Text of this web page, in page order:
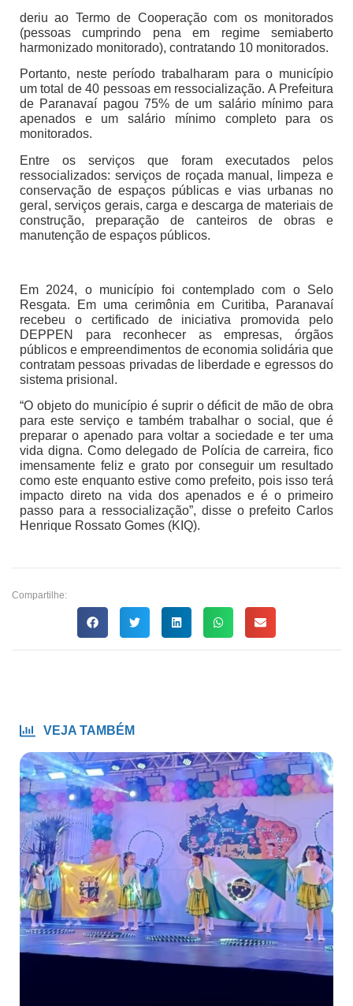
deriu ao Termo de Cooperação com os monitorados
(pessoas cumprindo pena em regime semiaberto
harmonizado monitorado), contratando 10 monitorados.
Portanto, neste período trabalharam para o município
um total de 40 pessoas em ressocialização. A Prefeitura
de Paranavaí pagou 75% de um salário mínimo para
apenados e um salário mínimo completo para os
monitorados.
Entre os serviços que foram executados pelos
ressocializados: serviços de roçada manual, limpeza e
conservação de espaços públicas e vias urbanas no
geral, serviços gerais, carga e descarga de materiais de
construção, preparação de canteiros de obras e
manutenção de espaços públicos.
Em 2024, o município foi contemplado com o Selo
Resgata. Em uma cerimônia em Curitiba, Paranavaí
recebeu o certificado de iniciativa promovida pelo
DEPPEN para reconhecer as empresas, órgãos
públicos e empreendimentos de economia solidária que
contratam pessoas privadas de liberdade e egressos do
sistema prisional.
“O objeto do município é suprir o déficit de mão de obra
para este serviço e também trabalhar o social, que é
preparar o apenado para voltar a sociedade e ter uma
vida digna. Como delegado de Polícia de carreira, fico
imensamente feliz e grato por conseguir um resultado
como este enquanto estive como prefeito, pois isso terá
impacto direto na vida dos apenados e é o primeiro
passo para a ressocialização”, disse o prefeito Carlos
Henrique Rossato Gomes (KIQ).
Compartilhe:
VEJA TAMBÉM